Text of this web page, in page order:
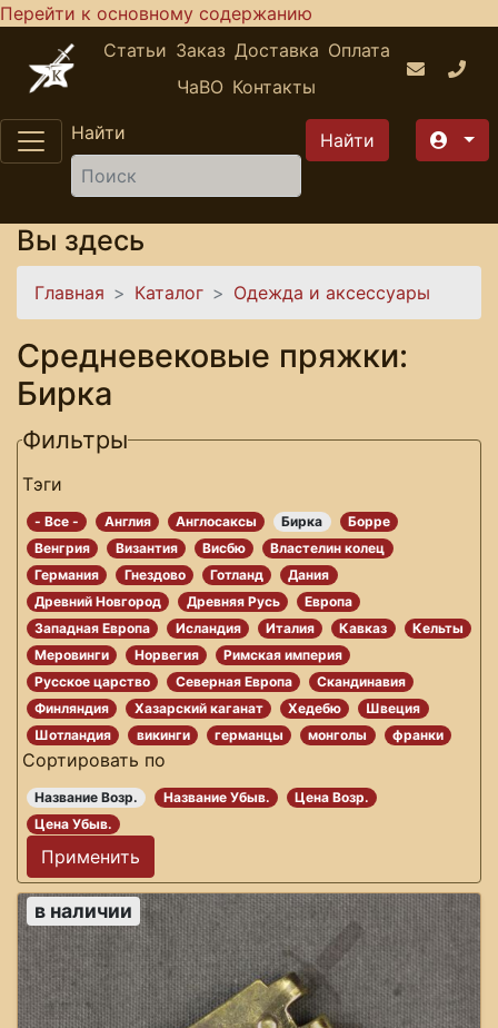
Перейти к основному содержанию
Статьи Заказ Доставка Оплата
ЧаВО Контакты
Найти
Вы здесь
Главная Каталог Одежда и аксессуары
Средневековые пряжки:
Бирка
Фильтры
Тэги
- Все - Англия Англосаксы Бирка
Борре
Венгрия
Византия Висбю
Властелин колец
Германия
Гнездово Готланд
Дания
Древний Новгород
Древняя Русь
Европа
Западная Европа
Исландия Италия Кавказ
Кельты
Меровинги
Норвегия
Римская империя
Русское царство
Северная Европа
Скандинавия
Финляндия
Хазарский каганат Хедебю
Швеция
Шотландия
викинги германцы монголы франки
Сортировать по
Название Возр. Название Убыв.
Цена Возр.
Цена Убыв.
в наличии